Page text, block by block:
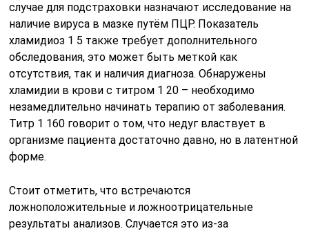
случае для подстраховки назначают исследование на
наличие вируса в мазке путём ПЦР. Показатель
хламидиоз 1 5 также требует дополнительного
обследования, это может быть меткой как
отсутствия, так и наличия диагноза. Обнаружены
хламидии в крови с титром 1 20 – необходимо
незамедлительно начинать терапию от заболевания.
Титр 1 160 говорит о том, что недуг властвует в
организме пациента достаточно давно, но в латентной
форме.
Стоит отметить, что встречаются
ложноположительные и ложноотрицательные
результаты анализов. Случается это из-за